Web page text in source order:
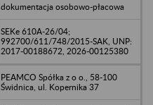
dokumentacja osobowo-płacowa
SEKe 610A-26/04;
992700/611/748/2015-SAK, UNP:
2017-00188672, 2026-00125380
PEAMCO Spółka z o o., 58-100
Świdnica, ul. Kopernika 37